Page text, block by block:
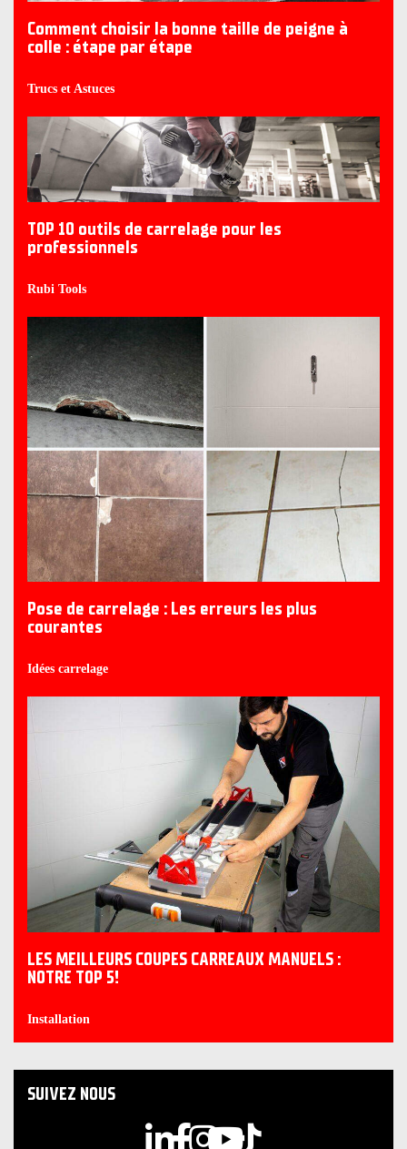
Comment choisir la bonne taille de peigne à
colle : étape par étape
Trucs et Astuces
TOP 10 outils de carrelage pour les
professionnels
Rubi Tools
Pose de carrelage : Les erreurs les plus
courantes
Idées carrelage
LES MEILLEURS COUPES CARREAUX MANUELS :
NOTRE TOP 5!
Installation
SUIVEZ NOUS